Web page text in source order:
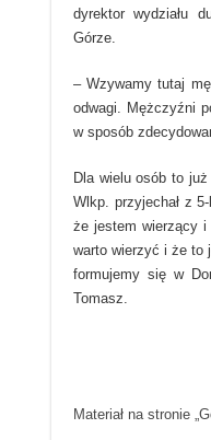
dyrektor wydziału
Górze.
– Wzywamy tutaj
odwagi. Mężczyźni
w sposób
Dla wielu osób to
Wlkp. przyjechał z
że jestem wierzący
warto wierzyć i że to
formujemy się w
Tomasz.
Materiał na stronie